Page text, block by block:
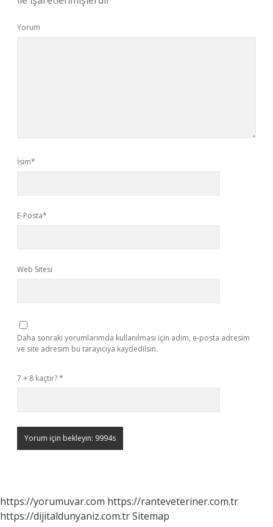
Yorum
İsim*
E-Posta*
Web Sitesi
Daha sonraki yorumlarımda kullanılması için adım, e-posta adresim
ve site adresim bu tarayıcıya kaydedilsin.
7 + 8 kaçtır?*
https://yorumuvar.com https://ranteveteriner.com.tr
https://dijitaldunyaniz.com.trSitemap